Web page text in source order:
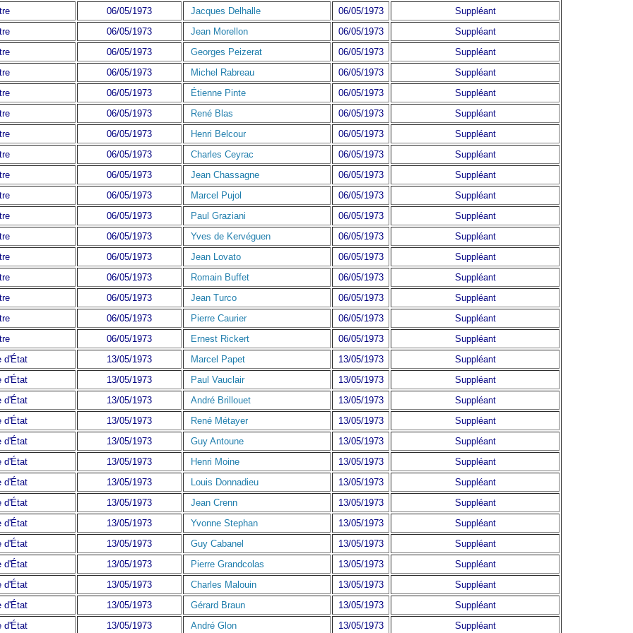
06/05/1973 Jacques Delhalle 06/05/1973
Suppléant
06/05/1973 Jean Morellon 06/05/1973
Suppléant
06/05/1973 Georges Peizerat 06/05/1973
Suppléant
06/05/1973 Michel Rabreau 06/05/1973
Suppléant
06/05/1973 Étienne Pinte 06/05/1973
Suppléant
06/05/1973 René Blas 06/05/1973
Suppléant
06/05/1973 Henri Belcour 06/05/1973
Suppléant
06/05/1973 Charles Ceyrac 06/05/1973
Suppléant
06/05/1973 Jean Chassagne 06/05/1973
Suppléant
06/05/1973 Marcel Pujol 06/05/1973
Suppléant
06/05/1973 Paul Graziani 06/05/1973
Suppléant
06/05/1973 Yves de Kervéguen 06/05/1973
Suppléant
06/05/1973 Jean Lovato 06/05/1973
Suppléant
06/05/1973 Romain Buffet 06/05/1973
Suppléant
06/05/1973 Jean Turco 06/05/1973
Suppléant
06/05/1973 Pierre Caurier 06/05/1973
Suppléant
06/05/1973 Ernest Rickert 06/05/1973
Suppléant
d'État
13/05/1973 Marcel Papet 13/05/1973
Suppléant
d'État
13/05/1973 Paul Vauclair 13/05/1973
Suppléant
d'État
13/05/1973 André Brillouet 13/05/1973
Suppléant
d'État
13/05/1973 René Métayer 13/05/1973
Suppléant
d'État
13/05/1973 Guy Antoune 13/05/1973
Suppléant
d'État
13/05/1973 Henri Moine 13/05/1973
Suppléant
d'État
13/05/1973 Louis Donnadieu 13/05/1973
Suppléant
d'État
13/05/1973 Jean Crenn 13/05/1973
Suppléant
d'État
13/05/1973 Yvonne Stephan 13/05/1973
Suppléant
d'État
13/05/1973 Guy Cabanel 13/05/1973
Suppléant
d'État
13/05/1973 Pierre Grandcolas 13/05/1973
Suppléant
d'État
13/05/1973 Charles Malouin 13/05/1973
Suppléant
d'État
13/05/1973 Gérard Braun 13/05/1973
Suppléant
d'État
13/05/1973 André Glon 13/05/1973 Suppléant